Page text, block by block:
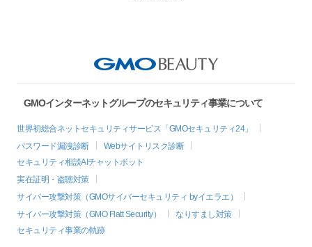
GMOインターネットグループのセキュリティ事業について
世界初総合ネットセキュリティサービス「GMOセキュリティ24」
パスワード漏洩診断
Webサイトリスク診断
セキュリティ相談AIチャットボット
実在証明・盗聴対策
サイバー攻撃対策（GMOサイバーセキュリティ byイエラエ）
サイバー攻撃対策（GMO Flatt Security）
なりすまし対策
セキュリティ事業の軌跡